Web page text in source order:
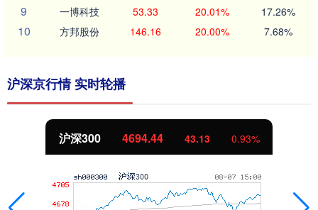
9 一博科技 53.33 20.01% 17.26%
10 方邦股份 146.16 20.00% 7.68%
沪深京行情 实时轮播
沪深300 4694.44 43.13 0.93%